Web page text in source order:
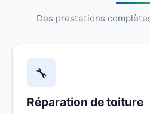
Des prestations
🔧
Réparation de toiture